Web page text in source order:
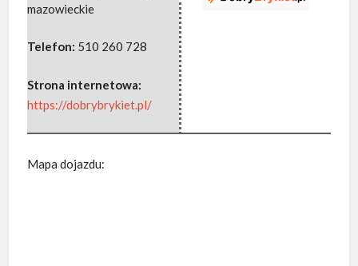
mazowieckie
Telefon: 510 260 728
Strona internetowa:
https://dobrybrykiet.pl/
Mapa dojazdu: